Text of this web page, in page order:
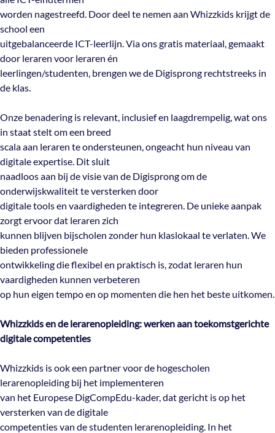
worden nagestreefd. Door deel te nemen aan Whizzkids krijgt de
school een
uitgebalanceerde ICT-leerlijn. Via ons gratis materiaal, gemaakt
door leraren voor leraren én
leerlingen/studenten, brengen we de Digisprong rechtstreeks in
de klas.
Onze benadering is relevant, inclusief en laagdrempelig, wat ons
in staat stelt om een breed
scala aan leraren te ondersteunen, ongeacht hun niveau van
digitale expertise. Dit sluit
naadloos aan bij de visie van de Digisprong om de
onderwijskwaliteit te versterken door
digitale tools en vaardigheden te integreren. De unieke aanpak
zorgt ervoor dat leraren zich
kunnen blijven bijscholen zonder hun klaslokaal te verlaten. We
bieden professionele
ontwikkeling die flexibel en praktisch is, zodat leraren hun
vaardigheden kunnen verbeteren
op hun eigen tempo en op momenten die hen het beste uitkomen.
Whizzkids en de lerarenopleiding: werken aan toekomstgerichte
digitale competenties
Whizzkids is ook een partner voor de hogescholen
lerarenopleiding bij het implementeren
van het Europese DigCompEdu-kader, dat gericht is op het
versterken van de digitale
competenties van de studenten lerarenopleiding. In het